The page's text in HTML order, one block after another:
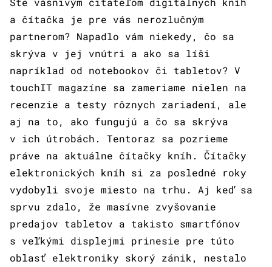
a čítačka je pre vás nerozlučným
partnerom? Napadlo vám niekedy, čo sa
skrýva v jej vnútri a ako sa líši
napríklad od notebookov či tabletov? V
touchIT magazíne sa zameriame nielen na
recenzie a testy rôznych zariadení, ale
aj na to, ako fungujú a čo sa skrýva
v ich útrobách. Tentoraz sa pozrieme
práve na aktuálne čítačky kníh. Čítačky
elektronických kníh si za posledné roky
vydobyli svoje miesto na trhu. Aj keď sa
sprvu zdalo, že masívne zvyšovanie
predajov tabletov a takisto smartfónov
s veľkými displejmi prinesie pre túto
oblasť elektroniky skorý zánik, nestalo